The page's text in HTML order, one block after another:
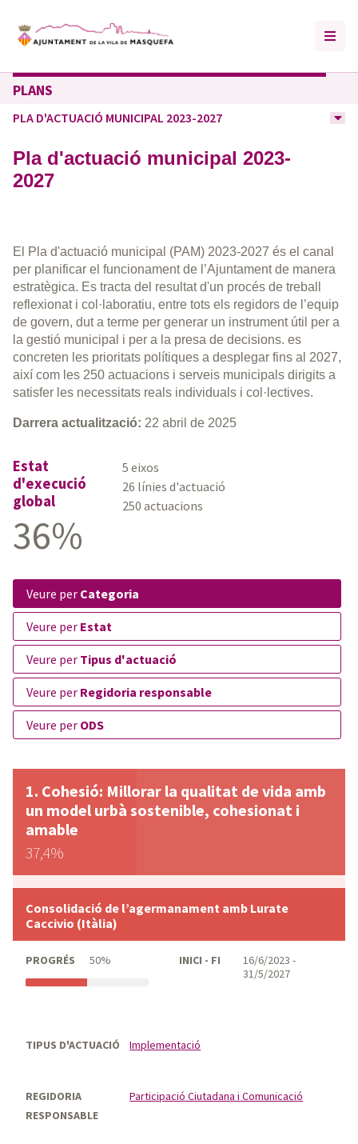
PLANS
PLA D'ACTUACIÓ MUNICIPAL 2023-2027
Pla d'actuació municipal 2023-
2027
El Pla d'actuació municipal (PAM) 2023-2027 és el canal
per planificar el funcionament de l’Ajuntament de manera
estratègica. Es tracta del resultat d'un procés de treball
reflexionat i col·laboratiu, entre tots els regidors de l’equip
de govern, dut a terme per generar un instrument útil per a
la gestió municipal i per a la presa de decisions. es
concreten les prioritats polítiques a desplegar fins al 2027,
així com les 250 actuacions i serveis municipals dirigits a
satisfer les necessitats reals individuals i col·lectives.
Darrera actualització: 22 abril de 2025
Estat
d'execució
global
36%
5 eixos
26 línies d'actuació
250 actuacions
veure per Categoria
veure per Estat
veure per Tipus d'actuació
veure per Regidoria responsable
veure per ODS
Cohesió: Millorar la qualitat de vida amb
un model urbà sostenible, cohesionat i
amable
37,4%
Consolidació de l’agermanament amb Lurate
Caccivio (Itàlia)
PROGRÉS 50% INICI - FI
16/6/2023 -
31/5/2027
TIPUS D'ACTUACIÓ Implementació
REGIDORIA
RESPONSABLE
Participació Ciutadana i Comunicació